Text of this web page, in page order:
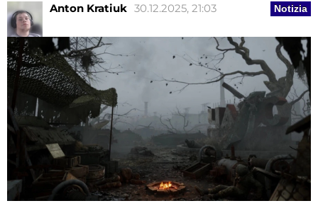
Notizia
Anton Kratiuk 30.12.2025, 21:03